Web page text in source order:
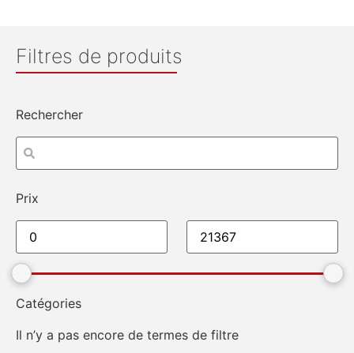
Filtres de produits
Rechercher
Prix
Catégories
Il n’y a pas encore de termes de filtre